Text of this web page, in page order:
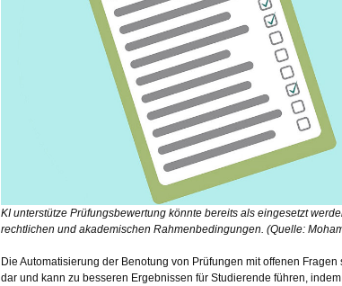
KI unterstütze Prüfungsbewertung könnte bereits als eingesetzt
rechtlichen und akademischen Rahmenbedingungen. (Quelle:
Die Automatisierung der Benotung von Prüfungen mit offenen
dar und kann zu besseren Ergebnissen für Studierende führen,